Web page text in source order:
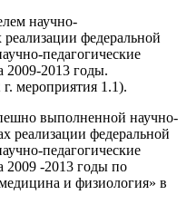
научно-
реализации федеральной
педагогические
2009-2013 годы.
мероприятия 1.1).
выполненной научно-
реализации федеральной
педагогические
2009 -2013 годы по
и физиология» в